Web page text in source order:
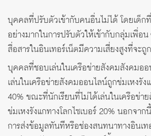
บุคคลที่ปรับตัวเข้ากับคนอื่นไม่ได้ โดยเด็ก
อย่างมากในการปรับตัวให้เข้ากับกลุ่มเพื่อน
สื่อสารในอินเทอร์เน็ตมีความเสี่ยงสูงที่จะถู
บุคคลที่ชอบเล่นในเครือข่ายสังคมสังคมอ
เล่นในเครือข่ายสังคมออนไลน์ถูกข่มเหงรัง
40% ขณะที่นักเรียนที่ไม่ได้เล่นในเครือข่า
ข่มเหงรังแกทางโลกไซเบอร์ 20% นอกจา
การส่งข้อมูลทันทีหรือช่องสนทนาทางอินเท